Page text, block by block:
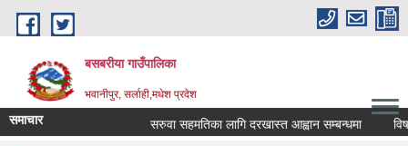
Skip to main content
बसबरीया गाउँपालिका
भवानीपुर, सर्लाही,मधेश प्रदेश
समाचार सरुवा सहमतिका लागि दरखास्त आह्वान सम्बन्धमा विषय